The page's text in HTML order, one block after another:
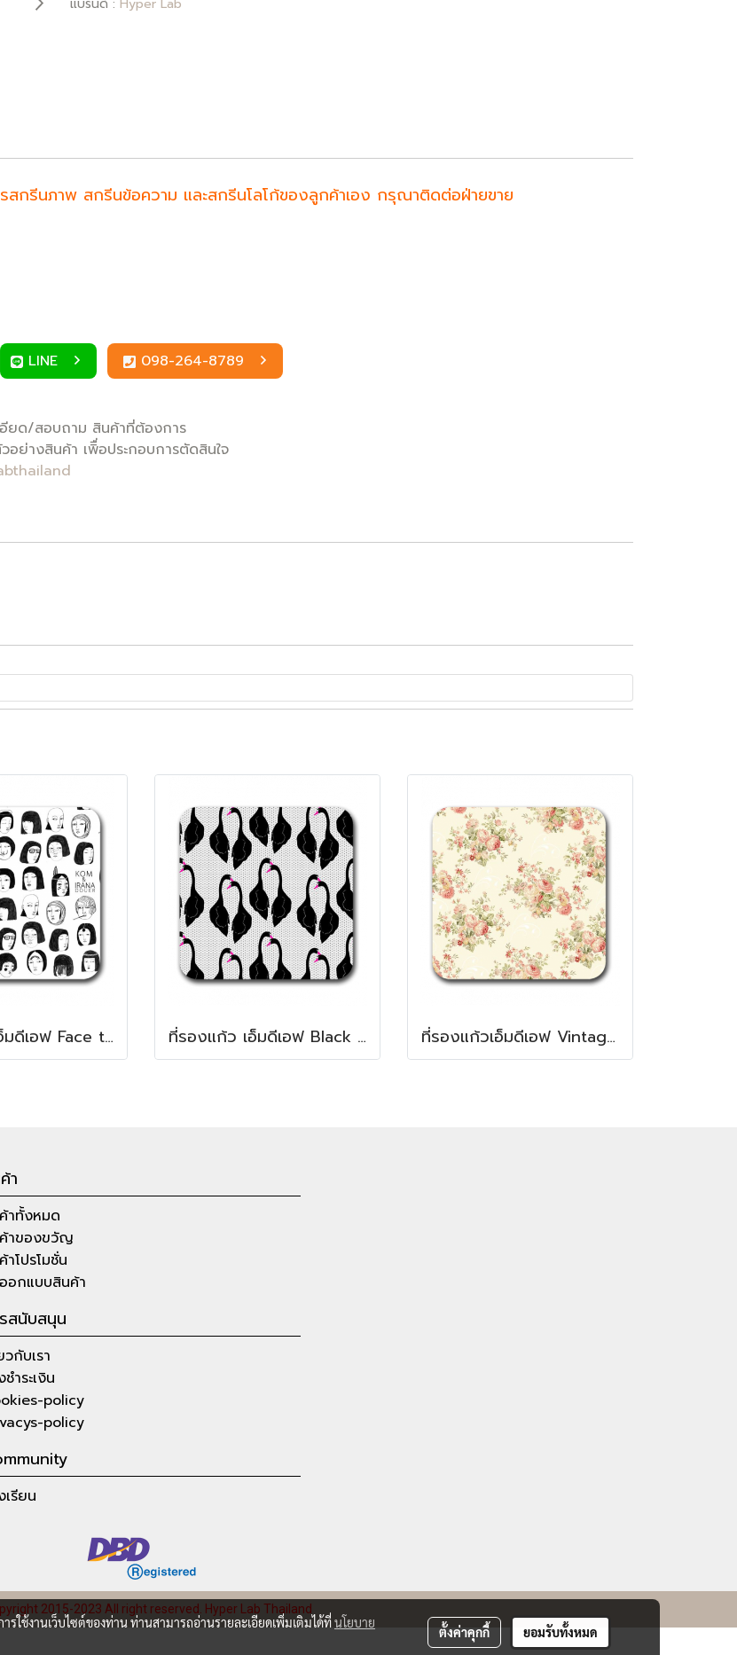
สกรีนภาพ สกรีนข้อความ และสกรีนโลโก้ของลูกค้าเอง กรุณาติดต่อฝ่ายขาย
LINE
098-264-8789
อียด/สอบถาม สินค้าที่ต้องการ
อย่างสินค้า เพิื่อประกอบการตัดสินใจ
ที่รองแก้ว เอ็มดีเอฟ Face to face MDF Square coaster ที่รองแก้ว เอ็มดีเอฟ Black swans pattern MDF Square coaster ที่รองแก้วเอ็มดีเอฟ Vintage flora pattern
า
าทั้งหมด
าของขวัญ
าโปรโมชั่น
อกแบบสินค้า
สนับสนุน
วกับเรา
ำระเงิน
policy
policy
เรียน
2015-2023 All right reserved. Hyper Lab Thailand
ใช้งานเว็บไซต์ของท่าน ท่านสามารถอ่านรายละเอียดเพิ่มเติมได้ที่นโยบาย
ตั้งค่าคุกกี้ ยอมรับทั้งหมด